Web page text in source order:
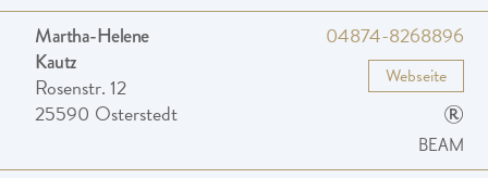
Martha-Helene
Kautz
Rosenstr. 12
25590 Osterstedt
04874-8268896
Webseite
®
BEAM